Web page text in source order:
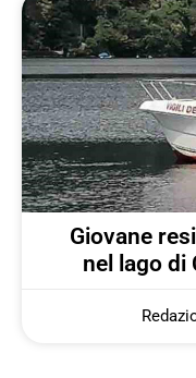
Giovane
nel lago di